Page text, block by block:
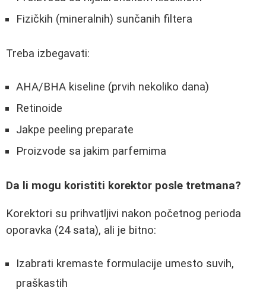
Fizičkih (mineralnih) sunčanih filtera
Treba izbegavati:
AHA/BHA kiseline (prvih nekoliko dana)
Retinoide
Jakpe peeling preparate
Proizvode sa jakim parfemima
Da li mogu koristiti korektor posle tretmana?
Korektori su prihvatljivi nakon početnog perioda
oporavka (24 sata), ali je bitno:
Izabrati kremaste formulacije umesto suvih,
praškastih